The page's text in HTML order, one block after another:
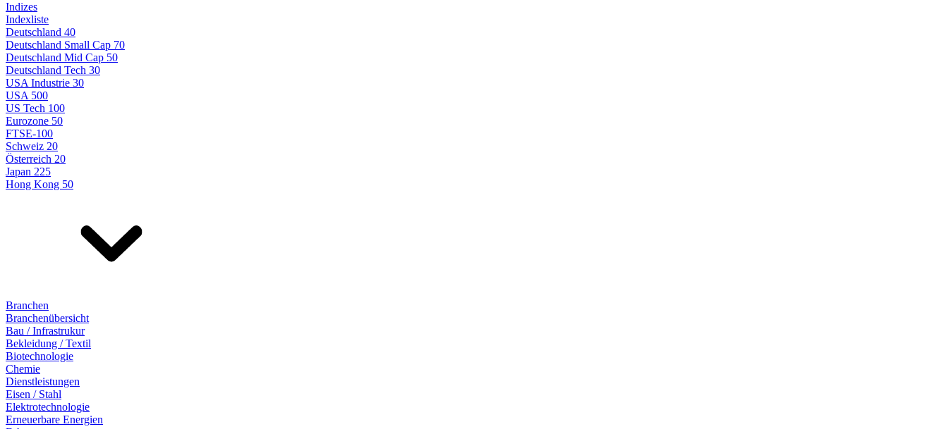
Indizes
Indexliste
Deutschland 40
Deutschland Small Cap 70
Deutschland Mid Cap 50
Deutschland Tech 30
USA Industrie 30
USA 500
US Tech 100
Eurozone 50
FTSE-100
Schweiz 20
Österreich 20
Japan 225
Hong Kong 50
Branchen
Branchenübersicht
Bau / Infrastrukur
Bekleidung / Textil
Biotechnologie
Chemie
Dienstleistungen
Eisen / Stahl
Elektrotechnologie
Erneuerbare Energien